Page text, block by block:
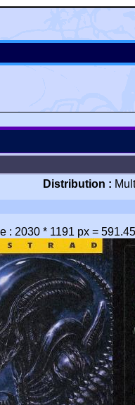
Distribution :
: 2030 * 1191 px =